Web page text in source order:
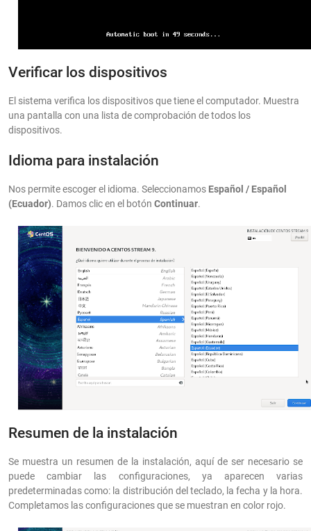
Verificar los dispositivos
El sistema verifica los dispositivos que tiene el computador. Muestra
una pantalla con una lista de comprobación de todos los
dispositivos.
Idioma para instalación
Nos permite escoger el idioma. Seleccionamos Español / Español
(Ecuador). Damos clic en el botón Continuar.
Resumen de la instalación
Se muestra un resumen de la instalación, aquí de ser necesario se
puede cambiar las configuraciones, ya aparecen varias
predeterminadas como: la distribución del teclado, la fecha y la hora.
Completamos las configuraciones que se muestran en color rojo.